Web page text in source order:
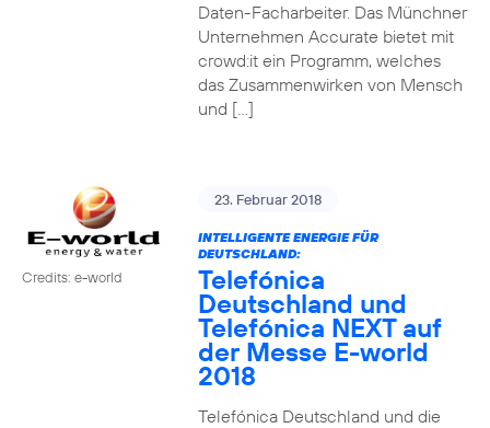
Daten-Facharbeiter. Das Münchner
Unternehmen Accurate bietet mit
crowd:it ein Programm, welches
das Zusammenwirken von Mensch
und […]
Credits: e-world
23. Februar 2018
INTELLIGENTE ENERGIE FÜR
DEUTSCHLAND:
Telefónica
Deutschland und
Telefónica NEXT auf
der Messe E-world
2018
Telefónica Deutschland und die